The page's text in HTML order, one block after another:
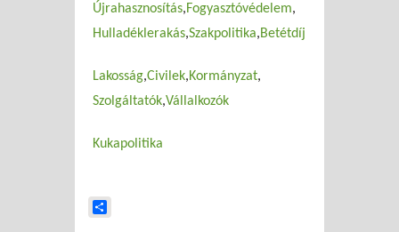
Újrahasznosítás Fogyasztóvédelem
Hulladéklerakás Szakpolitika Betétdíj
Lakosság Civilek Kormányzat
Szolgáltatók Vállalkozók
Kukapolitika